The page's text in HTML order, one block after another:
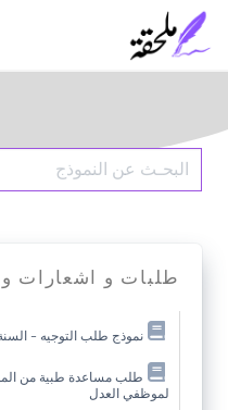
Search
طلبات و اشعارات
نموذج طلب التوجيه – السنة
طلب مساعدة طبية من
لموظفي العدل